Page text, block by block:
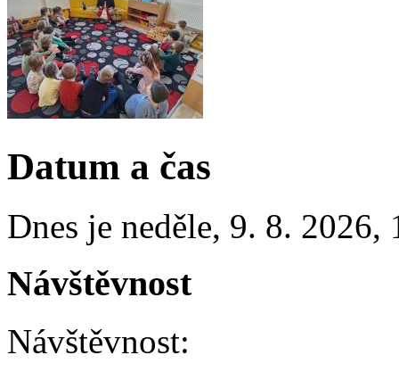
Datum a čas
Dnes je neděle, 9. 8. 2026,
Návštěvnost
Návštěvnost: